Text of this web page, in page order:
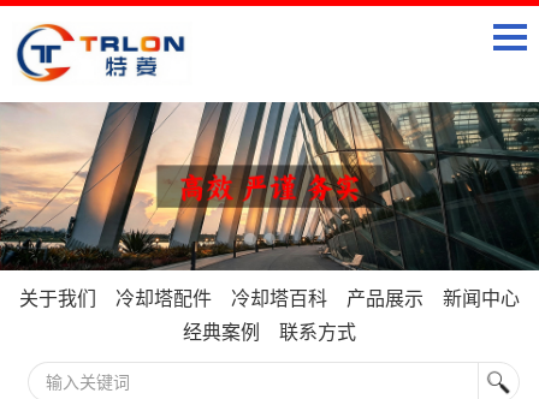
关于我们 冷却塔配件 冷却塔百科 产品展示
新闻中心
经典案例
联系方式